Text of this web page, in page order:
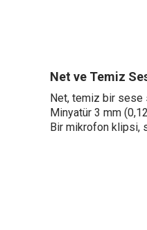
Net ve Temiz
Net, temiz bir sese
Minyatür 3 mm
Bir mikrofon klipsi,